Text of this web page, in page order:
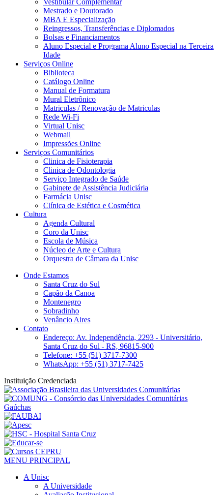
Vestibular Complementar
Mestrado e Doutorado
MBA E Especialização
Reingressos, Transferências e Diplomados
Bolsas e Financiamentos
Aluno Especial e Programa Aluno Especial na Terceira
Idade
Serviços Online
Biblioteca
Catálogo Online
Manual de Formatura
Mural Eletrônico
Matriculas / Renovação de Matriculas
Rede Wi-Fi
Virtual Unisc
Webmail
Impressões Online
Serviços Comunitários
Clinica de Fisioterapia
Clinica de Odontologia
Serviço Integrado de Saúde
Gabinete de Assistência Judiciária
Farmácia Unisc
Clínica de Estética e Cosmética
Cultura
Agenda Cultural
Coro da Unisc
Escola de Música
Núcleo de Arte e Cultura
Orquestra de Câmara da Unisc
Onde Estamos
Santa Cruz do Sul
Capão da Canoa
Montenegro
Sobradinho
Venâncio Aires
Contato
Endereço: Av. Independência, 2293 - Universitário,
Santa Cruz do Sul - RS, 96815-900
Telefone: +55 (51) 3717-7300
WhatsApp: +55 (51) 3717-7425
Instituição Credenciada
MENU PRINCIPAL
A Unisc
A Universidade